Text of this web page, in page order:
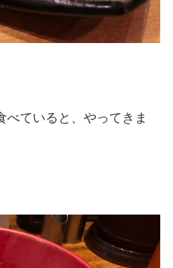
べていると、やってきま